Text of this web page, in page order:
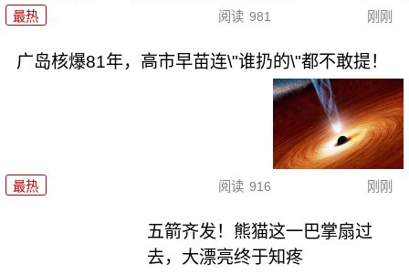
最热 阅读 981 刚刚
广岛核爆81年，高市早苗连\"谁扔的\"都不敢提！
最热 阅读 916 刚刚
五箭齐发！熊猫这一巴掌扇过
去，大漂亮终于知疼